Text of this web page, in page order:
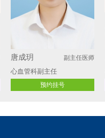
唐成玥 副主任医师
心血管科副主任
预约挂号